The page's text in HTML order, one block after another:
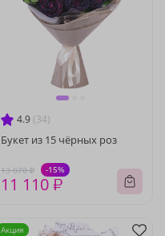
4.9 (34)
Букет из 15 чёрных роз
13 070 ₽ -15%
11 110 ₽
Акция